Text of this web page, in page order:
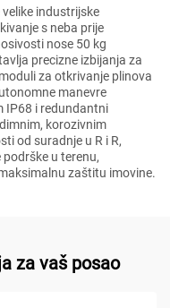
industrijske
s neba prije
nose 50 kg
precizne izbijanja za
za otkrivanje plinova
manevre
IP68 i redundantni
korozivnim
od suradnje u R i R,
u terenu,
zaštitu imovine.
za vaš posao